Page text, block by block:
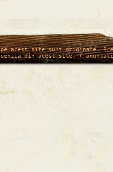
pe acest site sunt originale.
din acest site. (